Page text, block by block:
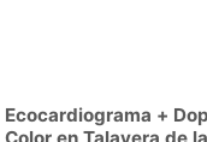
Ergometría (Prueba de